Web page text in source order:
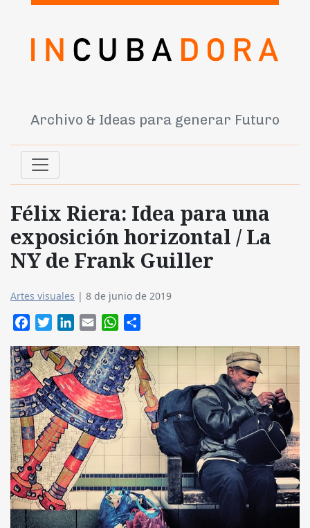
Archivo & Ideas para generar Futuro
Félix Riera: Idea para una
exposición horizontal / La
NY de Frank Guiller
Artes visuales | 8 de junio de 2019
FacebookTwitterLinkedIn
Email WhatsApp